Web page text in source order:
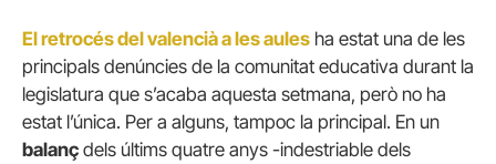
El retrocés del valencià a les aules ha estat una de les
principals denúncies de la comunitat educativa durant la
legislatura que s’acaba aquesta setmana, però no ha
estat l’única. Per a alguns, tampoc la principal. En un
balanç dels últims quatre anys -indestriable dels